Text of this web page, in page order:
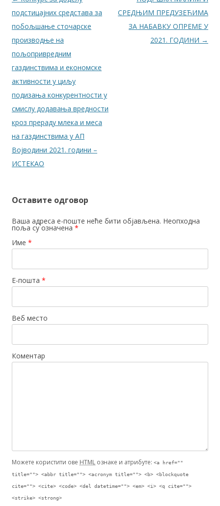
подстицајних средстава за
побољшање сточарске
производње на
пољопривредним
газдинствима и економске
активности у циљу
подизања конкурентности у
смислу додавања вредности
кроз прераду млека и меса
на газдинствима у АП
Војводини 2021. години –
ИСТЕКАО
СРЕДЊИМ ПРЕДУЗЕЋИМА
ЗА НАБАВКУ ОПРЕМЕ У
2021. ГОДИНИ →
Оставите одговор
Ваша адреса е-поште неће бити објављена. Неопходна
поља су означена *
Име *
Е-пошта *
Веб место
Коментар
Можете користити ове HTML ознаке и атрибуте: <a href=""
title=""> <abbr title=""> <acronym title=""> <b> <blockquote
cite=""> <cite> <code> <del datetime=""> <em> <i> <q cite="">
<strike> <strong>